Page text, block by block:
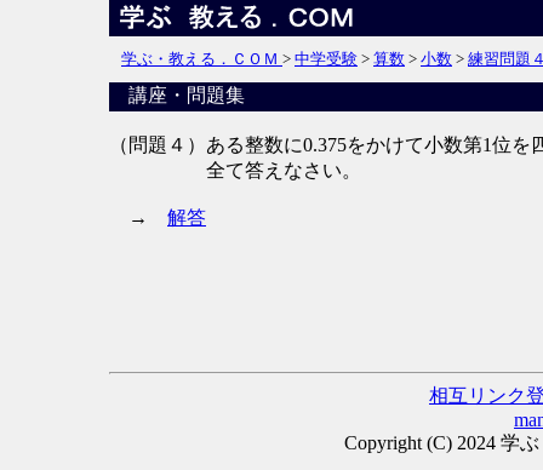
学ぶ・教える．ＣＯＭ > 中学受験 > 算数 > 小数 > 練習問題
講座・問題集
（問題４） ある整数に0.375をかけて小数第1位
全て答えなさい。
→ 解答
相互リンク
Copyright (C) 2024 学